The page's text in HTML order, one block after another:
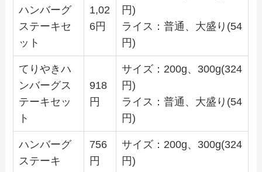
ハンバーグ
ステーキセ
ット
1,02
6円
円)
ライス：普通、大盛り(54
円)
てりやきハ
ンバーグス
テーキセッ
ト
918
円
サイズ：200g、300g(324
円)
ライス：普通、大盛り(54
円)
ハンバーグ
ステーキ
756
円
サイズ：200g、300g(324
円)